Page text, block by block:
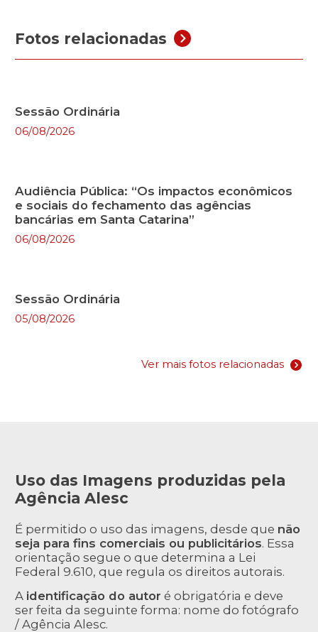
Fotos relacionadas
Sessão Ordinária
06/08/2026
Audiência Pública: “Os impactos econômicos
e sociais do fechamento das agências
bancárias em Santa Catarina”
06/08/2026
Sessão Ordinária
05/08/2026
Ver mais fotos relacionadas
Uso das Imagens produzidas pela
Agência Alesc
É permitido o uso das imagens, desde que não
seja para fins comerciais ou publicitários. Essa
orientação segue o que determina a Lei
Federal 9.610, que regula os direitos autorais.
A identificação do autor é obrigatória e deve
ser feita da seguinte forma: nome do fotógrafo
/ Agência Alesc.